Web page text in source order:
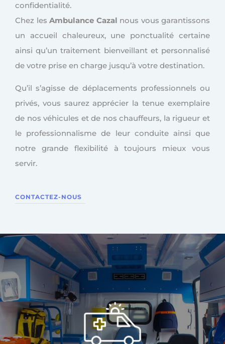
confidentialité.
Chez les Ambulance Cazal nous vous garantissons
un accueil chaleureux, une ponctualité certaine
ainsi qu’un traitement bienveillant et personnalisé
de votre prise en charge jusqu’à votre destination.
Qu’il s’agisse de déplacements professionnels ou
privés, vous saurez apprécier la tenue exemplaire
de nos véhicules et de nos chauffeurs, la rigueur et
le professionnalisme de leur conduite ainsi que
notre grande flexibilité à toujours mieux vous
servir.
CONTACTEZ-NOUS